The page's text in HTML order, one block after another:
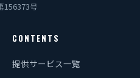
156373号
CONTENTS
提供サービス一覧